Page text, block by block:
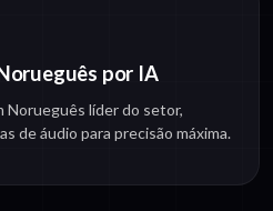
por IA
Norueguês líder do setor,
de áudio para precisão máxima.